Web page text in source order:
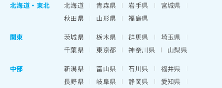
北海道 ・ 東北 北海道 青森県 岩手県
宮城県
秋田県
山形県
福島県
関東
茨城県 栃木県 群馬県
埼玉県
千葉県
東京都 神奈川県
山梨県
中部
新潟県 富山県 石川県
福井県
長野県
岐阜県 静岡県
愛知県